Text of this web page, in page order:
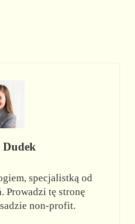
specjalistką od
Prowadzi tę stronę
non-profit.